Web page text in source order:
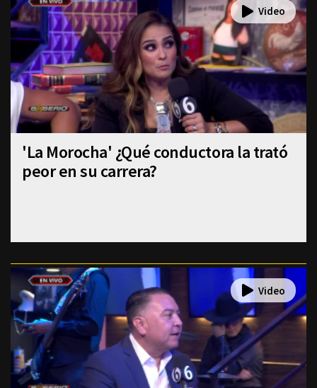
'La Morocha' ¿Qué conductora la trató
peor en su carrera?